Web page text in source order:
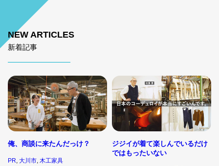
NEW ARTICLES
新着記事
俺、商談に来たんだっけ？
PR, 大川市, 木工家具
ジジイが着て楽しんでいるだけ
ではもったいない